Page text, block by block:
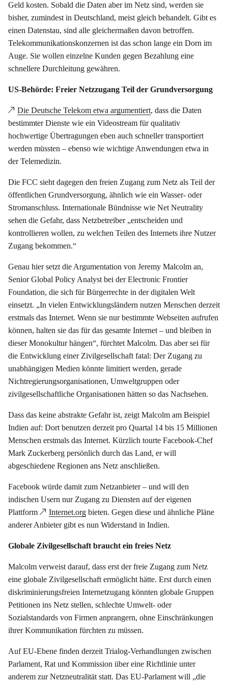
Geld kosten. Sobald die Daten aber im Netz sind, werden sie
bisher, zumindest in Deutschland, meist gleich behandelt. Gibt es
einen Datenstau, sind alle gleichermaßen davon betroffen.
Telekommunikationskonzernen ist das schon lange ein Dorn im
Auge. Sie wollen einzelne Kunden gegen Bezahlung eine
schnellere Durchleitung gewähren.
US-Behörde: Freier Netzzugang Teil der Grundversorgung
Die Deutsche Telekom etwa argumentiert, dass die Daten
bestimmter Dienste wie ein Videostream für qualitativ
hochwertige Übertragungen eben auch schneller transportiert
werden müssten – ebenso wie wichtige Anwendungen etwa in
der Telemedizin.
Die FCC sieht dagegen den freien Zugang zum Netz als Teil der
öffentlichen Grundversorgung, ähnlich wie ein Wasser- oder
Stromanschluss. Internationale Bündnisse wie Net Neutrality
sehen die Gefahr, dass Netzbetreiber „entscheiden und
kontrollieren wollen, zu welchen Teilen des Internets ihre Nutzer
Zugang bekommen.“
Genau hier setzt die Argumentation von Jeremy Malcolm an,
Senior Global Policy Analyst bei der Electronic Frontier
Foundation, die sich für Bürgerrechte in der digitalen Welt
einsetzt. „In vielen Entwicklungsländern nutzen Menschen derzeit
erstmals das Internet. Wenn sie nur bestimmte Webseiten aufrufen
können, halten sie das für das gesamte Internet – und bleiben in
dieser Monokultur hängen“, fürchtet Malcolm. Das aber sei für
die Entwicklung einer Zivilgesellschaft fatal: Der Zugang zu
unabhängigen Medien könnte limitiert werden, gerade
Nichtregierungsorganisationen, Umweltgruppen oder
zivilgesellschaftliche Organisationen hätten so das Nachsehen.
Dass das keine abstrakte Gefahr ist, zeigt Malcolm am Beispiel
Indien auf: Dort benutzen derzeit pro Quartal 14 bis 15 Millionen
Menschen erstmals das Internet. Kürzlich tourte Facebook-Chef
Mark Zuckerberg persönlich durch das Land, er will
abgeschiedene Regionen ans Netz anschließen.
Facebook würde damit zum Netzanbieter – und will den
indischen Usern nur Zugang zu Diensten auf der eigenen
Plattform
Internet.org bieten. Gegen diese und ähnliche Pläne
anderer Anbieter gibt es nun Widerstand in Indien.
Globale Zivilgesellschaft braucht ein freies Netz
Malcolm verweist darauf, dass erst der freie Zugang zum Netz
eine globale Zivilgesellschaft ermöglicht hätte. Erst durch einen
diskriminierungsfreien Internetzugang könnten globale Gruppen
Petitionen ins Netz stellen, schlechte Umwelt- oder
Sozialstandards von Firmen anprangern, ohne Einschränkungen
ihrer Kommunikation fürchten zu müssen.
Auf EU-Ebene finden derzeit Trialog-Verhandlungen zwischen
Parlament, Rat und Kommission über eine Richtlinie unter
anderem zur Netzneutralität statt. Das EU-Parlament will „die